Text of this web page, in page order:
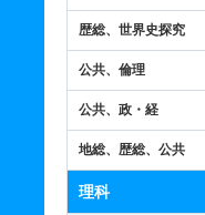
歴総、世界史探究
公共、倫理
公共、政・経
地総、歴総、公共
理科